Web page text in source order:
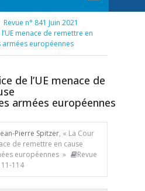
Revue n° 841 Juin 2021
menace de remettre en
armées européennes
de l’UE menace de
armées européennes
Pierre Spitzer, « La Cour
de remettre en cause
européennes »
Revue
114